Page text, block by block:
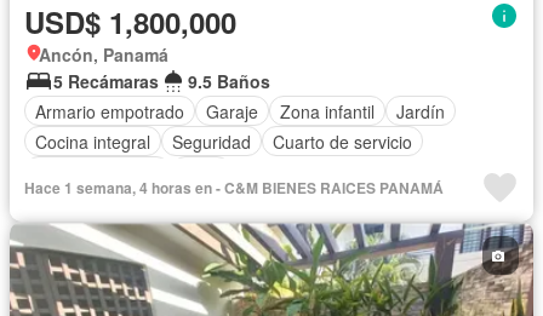
USD$ 1,800,000
Ancón, Panamá
5 Recámaras
9.5 Baños
Armario empotrado
Garaje Zona infantil
Jardín
Cocina integral
Seguridad
Cuarto de servicio
Hace 1 semana, 4 horas en - C&M BIENES RAICES PANAMÁ